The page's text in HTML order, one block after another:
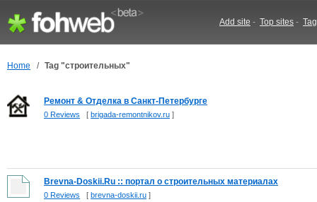
Add site - Top sites -
Home / Tag "строительных"
Ремонт & Отделка в Санкт-Петербурге
0 Reviews [ brigada-remontnikov.ru ]
Brevna-Doskii.Ru :: портал о строительных материалах
0 Reviews [ brevna-doskii.ru ]